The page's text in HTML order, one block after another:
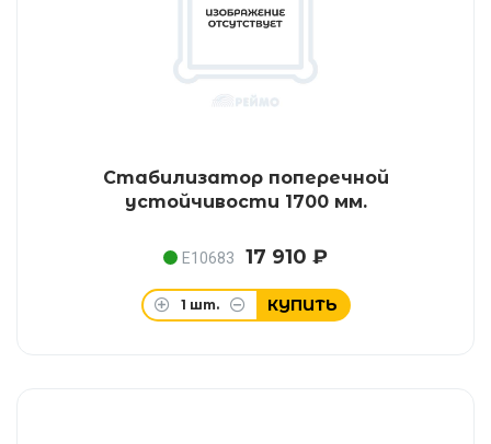
Стабилизатор поперечной
устойчивости 1700 мм.
E10683 17 910 ₽
1 шт. КУПИТЬ